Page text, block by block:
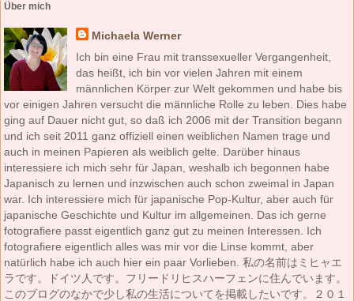
Über mich
Michaela Werner
Ich bin eine Frau mit transsexueller Vergangenheit,
das heißt, ich bin vor vielen Jahren mit einem
männlichen Körper zur Welt gekommen und habe bis
vor einigen Jahren versucht die männliche Rolle zu leben. Dies habe
ging auf Dauer nicht gut, so daß ich 2006 mit der Transition begann
und ich seit 2011 ganz offiziell einen weiblichen Namen trage und
auch in meinen Papieren als weiblich gelte. Darüber hinaus
interessiere ich mich sehr für Japan, weshalb ich begonnen habe
Japanisch zu lernen und inzwischen auch schon zweimal in Japan
war. Ich interessiere mich für japanische Pop-Kultur, aber auch für
japanische Geschichte und Kultur im allgemeinen. Das ich gerne
fotografiere passt eigentlich ganz gut zu meinen Interessen. Ich
fotografiere eigentlich alles was mir vor die Linse kommt, aber
natürlich habe ich auch hier ein paar Vorlieben. 私の名前はミヒャエ
ラです。ドイツ人です。フリードリヒスハーフェンに住んでいます。
このブログのなかで少し私の生活についてを掲載したいです。２０１